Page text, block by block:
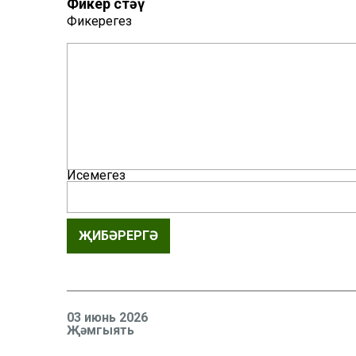
Фикер өстәү
Фикерегез
Исемегез
ҖИБӘРЕРГӘ
03 июнь 2026
Җәмгыять